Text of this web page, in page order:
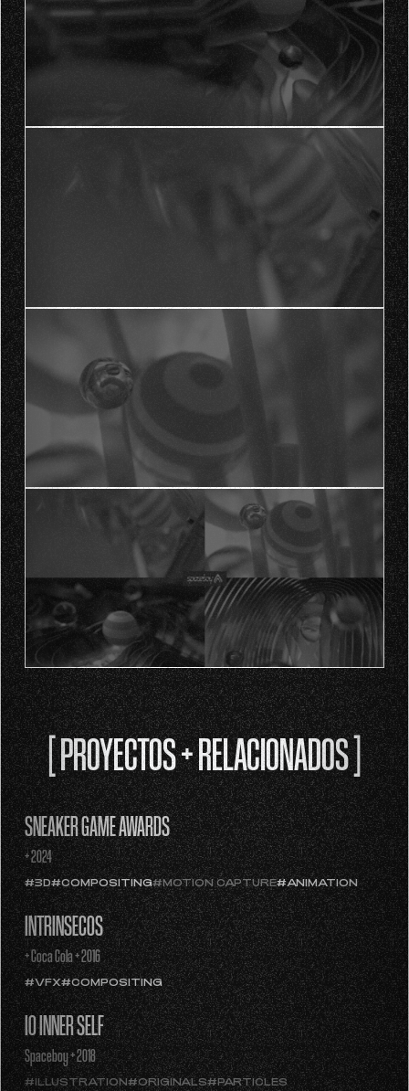
[ PROYECTOS + RELACIONADOS ]
SNEAKER GAME AWARDS
+ 2024
#3D #COMPOSITING#MOTION CAPTURE#ANIMATION
INTRÍNSECOS
+ Coca Cola + 2016
#VFX#COMPOSITING
IO INNER SELF
Spaceboy + 2018